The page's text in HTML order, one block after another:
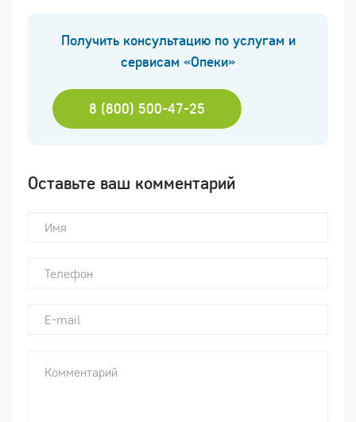
Получить консультацию по услугам и
сервисам «Опеки»
8 (800) 500-47-25
Оставьте ваш комментарий